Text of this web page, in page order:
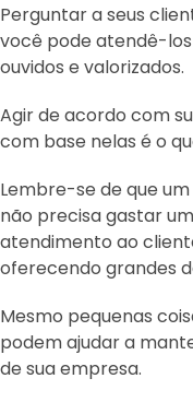
Perguntar a seus
você pode atendê-
ouvidos e valorizados.
Agir de acordo com
com base nelas é o
Lembre-se de que
não precisa gastar
atendimento ao
oferecendo grandes
Mesmo pequenas
podem ajudar a
de sua empresa.